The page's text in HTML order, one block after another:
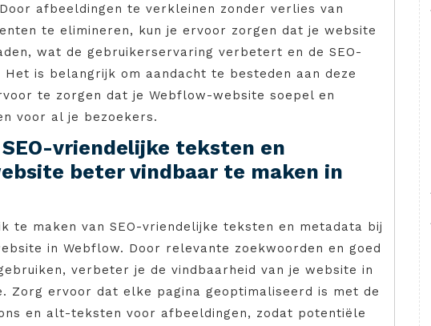
afbeeldingen te verkleinen zonder verlies van
te elimineren, kun je ervoor zorgen dat je website
wat de gebruikerservaring verbetert en de SEO-
is belangrijk om aandacht te besteden aan deze
te zorgen dat je Webflow-website soepel en
voor al je bezoekers.
vriendelijke teksten en
beter vindbaar te maken in
te maken van SEO-vriendelijke teksten en metadata bij
in Webflow. Door relevante zoekwoorden en goed
verbeter je de vindbaarheid van je website in
Zorg ervoor dat elke pagina geoptimaliseerd is met de
en alt-teksten voor afbeeldingen, zodat potentiële